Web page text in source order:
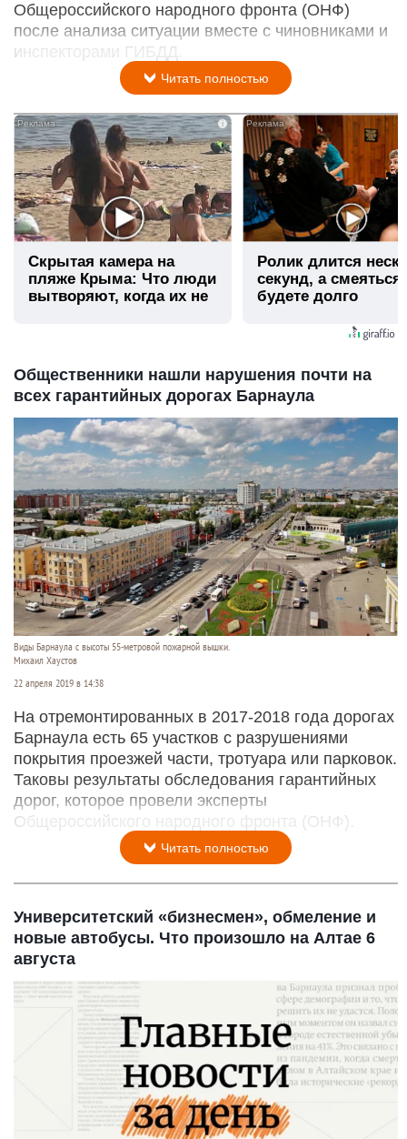
Общероссийского народного фронта (ОНФ)
после анализа ситуации вместе с чиновниками и
инспекторами ГИБДД.
Читать полностью
i
Скрытая камера на
пляже Крыма: Что люди
вытворяют, когда их не
Ролик длится
секунд, а
будете долго
Общественники нашли нарушения почти на
всех гарантийных дорогах Барнаула
Виды Барнаула с высоты 55-метровой пожарной вышки.
Михаил Хаустов
22 апреля 2019 в 14:38
На отремонтированных в 2017-2018 года дорогах
Барнаула есть 65 участков с разрушениями
покрытия проезжей части, тротуара или парковок.
Таковы результаты обследования гарантийных
дорог, которое провели эксперты
Общероссийского народного фронта (ОНФ).
Читать полностью
Университетский «бизнесмен», обмеление и
новые автобусы. Что произошло на Алтае 6
августа